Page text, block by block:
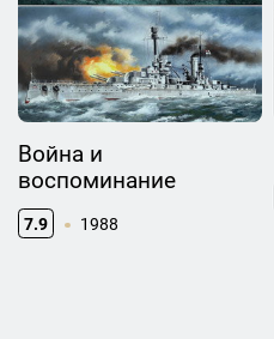
Война и
воспоминание
7.9 1988